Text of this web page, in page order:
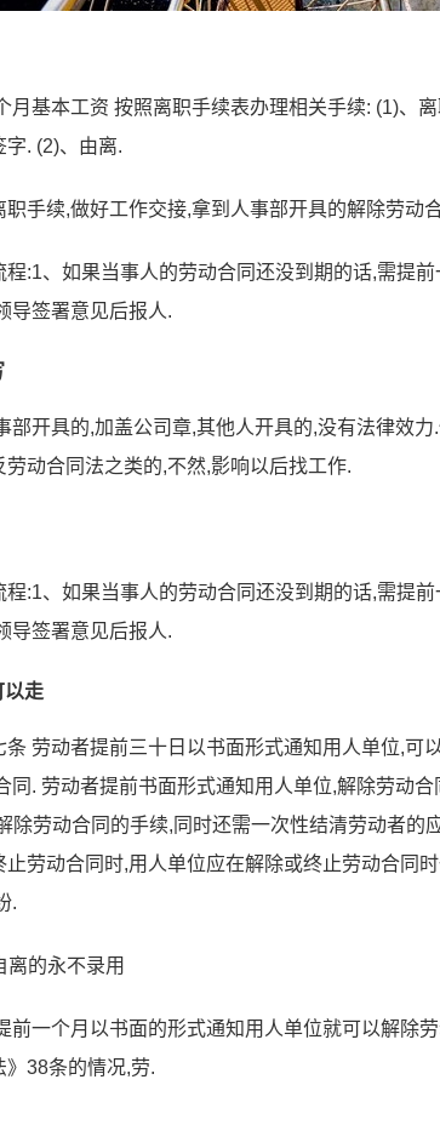
月基本工资 按照离职手续表办理相关手续: (1)、
. (2)、由离.
手续,做好工作交接,拿到人事部开具的解除劳动
:1、如果当事人的劳动合同还没到期的话,需提
导签署意见后报人.
部开具的,加盖公司章,其他人开具的,没有法律效
动合同法之类的,不然,影响以后找工作.
:1、如果当事人的劳动合同还没到期的话,需提
导签署意见后报人.
以走
条 劳动者提前三十日以书面形式通知用人单位,可
同. 劳动者提前书面形式通知用人单位,解除劳动
除劳动合同的手续,同时还需一次性结清劳动者的
劳动合同时,用人单位应在解除或终止劳动合同
.
离的永不录用
前一个月以书面的形式通知用人单位就可以解除
》38条的情况,劳.